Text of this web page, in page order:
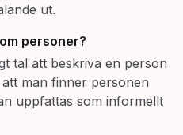
ut.
om personer?
tal att beskriva en person
man finner personen
uppfattas som informellt